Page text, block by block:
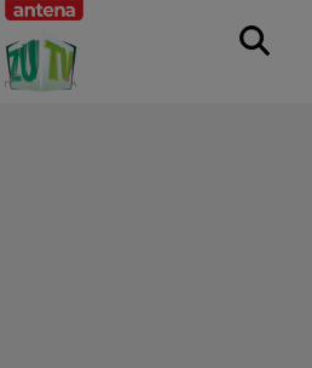
RECLAMĂ